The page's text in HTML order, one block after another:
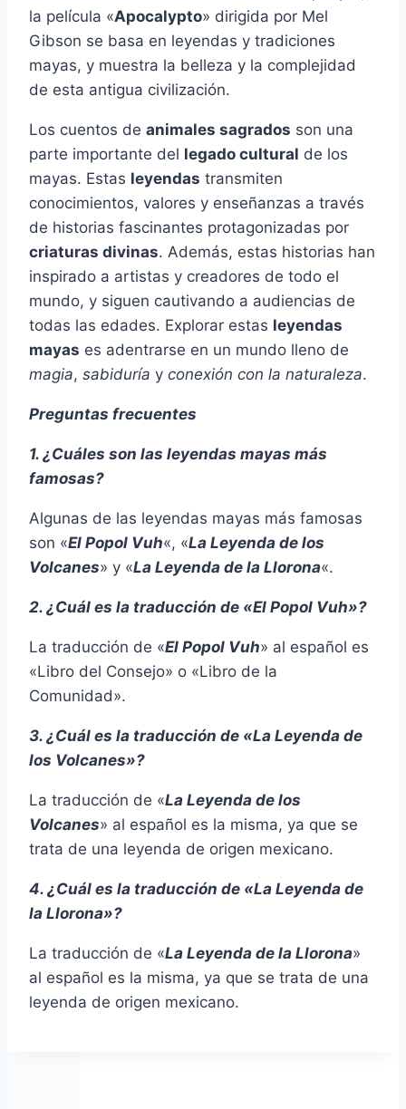
la película «Apocalypto» dirigida por Mel
Gibson se basa en leyendas y tradiciones
mayas, y muestra la belleza y la complejidad
de esta antigua civilización.
Los cuentos de animales sagrados son una
parte importante del legado cultural de los
mayas. Estas leyendas transmiten
conocimientos, valores y enseñanzas a través
de historias fascinantes protagonizadas por
criaturas divinas. Además, estas historias han
inspirado a artistas y creadores de todo el
mundo, y siguen cautivando a audiencias de
todas las edades. Explorar estas leyendas
mayas es adentrarse en un mundo lleno de
magia, sabiduría y conexión con la naturaleza.
Preguntas frecuentes
1. ¿Cuáles son las leyendas mayas más
famosas?
Algunas de las leyendas mayas más famosas
son «El Popol Vuh«, «La Leyenda de los
Volcanes» y «La Leyenda de la Llorona«.
2. ¿Cuál es la traducción de «El Popol Vuh»?
La traducción de «El Popol Vuh» al español es
«Libro del Consejo» o «Libro de la
Comunidad».
3. ¿Cuál es la traducción de «La Leyenda de
los Volcanes»?
La traducción de «La Leyenda de los
Volcanes» al español es la misma, ya que se
trata de una leyenda de origen mexicano.
4. ¿Cuál es la traducción de «La Leyenda de
la Llorona»?
La traducción de «La Leyenda de la Llorona»
al español es la misma, ya que se trata de una
leyenda de origen mexicano.